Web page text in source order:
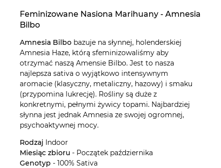
Feminizowane Nasiona Marihuany - Amnesia
Bilbo
Amnesia Bilbo bazuje na słynnej, holenderskiej
Amnesia Haze, którą sfeminizowaliśmy aby
otrzymać naszą Amensie Bilbo. Jest to nasza
najlepsza sativa o wyjątkowo intensywnym
aromacie (klasyczny, metaliczny, hazowy) i smaku
(przypomina lukrecję). Rośliny są duże z
konkretnymi, pełnymi żywicy topami. Najbardziej
słynna jest jednak Amnesia ze swojej ogromnej,
psychoaktywnej mocy.
Rodzaj Indoor
Miesiąc zbioru - Początek października
Genotyp - 100% Sativa